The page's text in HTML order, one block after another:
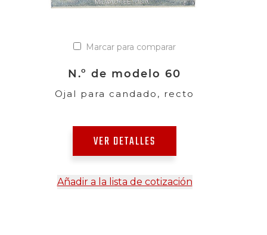
Marcar para comparar
N.º de modelo 60
Ojal para candado, recto
VER DETALLES
Añadir a la lista de cotización